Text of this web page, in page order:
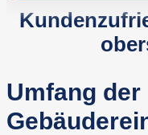
Umfang der